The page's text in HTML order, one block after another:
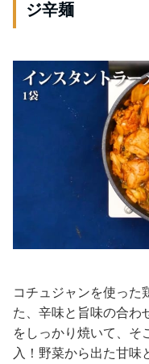
ジ辛麺
コチュジャンを使った
た、辛味と旨味の合わ
をしっかり焼いて、そ
入！野菜から出た甘味